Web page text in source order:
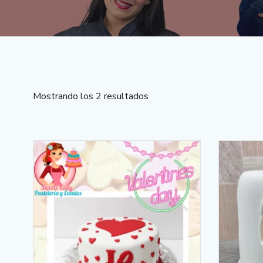
Mostrando los 2 resultados